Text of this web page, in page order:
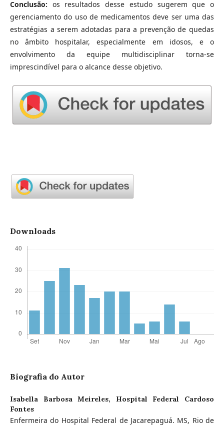
Conclusão: os resultados desse estudo sugerem que o
gerenciamento do uso de medicamentos deve ser uma das
estratégias a serem adotadas para a prevenção de quedas
no âmbito hospitalar, especialmente em idosos, e o
envolvimento da equipe multidisciplinar torna-se
imprescindível para o alcance desse objetivo.
Downloads
Biografia do Autor
Isabella Barbosa Meireles, Hospital Federal Cardoso
Fontes
Enfermeira do Hospital Federal de Jacarepaguá. MS, Rio de